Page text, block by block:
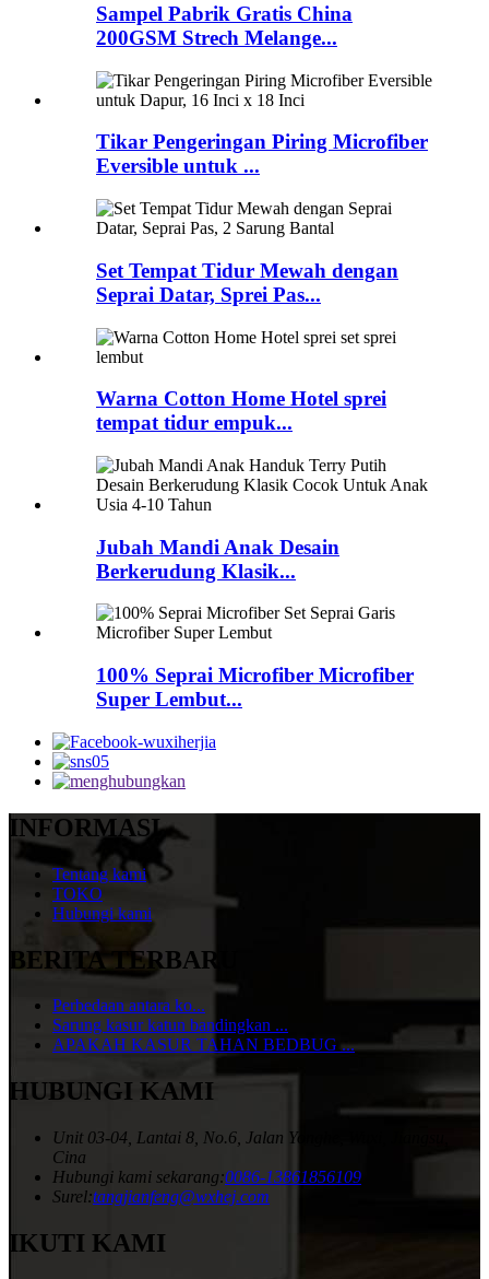
Sampel Pabrik Gratis China
200GSM Strech Melange...
Tikar Pengeringan Piring Microfiber
Eversible untuk ...
Set Tempat Tidur Mewah dengan
Seprai Datar, Sprei Pas...
Warna Cotton Home Hotel sprei
tempat tidur empuk...
Jubah Mandi Anak Desain
Berkerudung Klasik...
100% Seprai Microfiber Microfiber
Super Lembut...
INFORMASI
Tentang kami
TOKO
Hubungi kami
BERITA TERBARU
Perbedaan antara ko...
Sarung kasur katun bandingkan ...
APAKAH KASUR TAHAN BEDBUG ...
HUBUNGI KAMI
Unit 03-04, Lantai 8, No.6, Jalan Yonghe, Wuxi, Jiangsu,
Cina
Hubungi kami sekarang:0086-13861856109
Surel:tangjianfeng@wxhej.com
IKUTI KAMI